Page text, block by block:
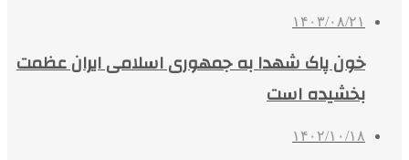
۱۴۰۳/۰۸/۲۱
خون پاک شهدا به جمهوری اسلامی ایران عظمت
بخشیده است
۱۴۰۲/۱۰/۱۸